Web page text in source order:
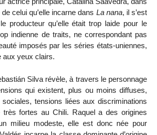
celui qu’elle incarne dans La nana, il s’est
producteur qu’elle était trop laide pour le
indienne de traits, ne correspondant pas
imposés par les séries états-uniennes,
aux yeux clairs.
Silva révèle, à travers le personnage
qui existent, plus ou moins diffuses,
tensions liées aux discriminations
très fortes au Chili. Raquel a des origines
milieu modeste, elle est donc née pour